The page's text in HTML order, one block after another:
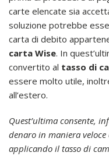
carte elencate sia
soluzione potrebbe
carta di debito
carta Wise. In
convertito al tasso di
essere molto utile,
all’estero.
Quest’ultima consente,
denaro in maniera veloce
applicando il tasso di